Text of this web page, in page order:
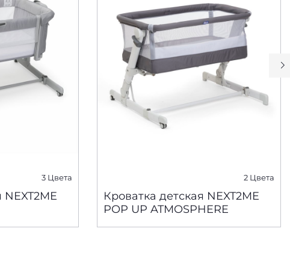
3 Цвета 2 Цвета
Кроватка детская NEXT2ME
POP UP ATMOSPHERE